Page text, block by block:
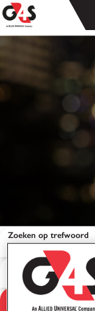
Zoeken op trefwoord
Zoeken op locatie